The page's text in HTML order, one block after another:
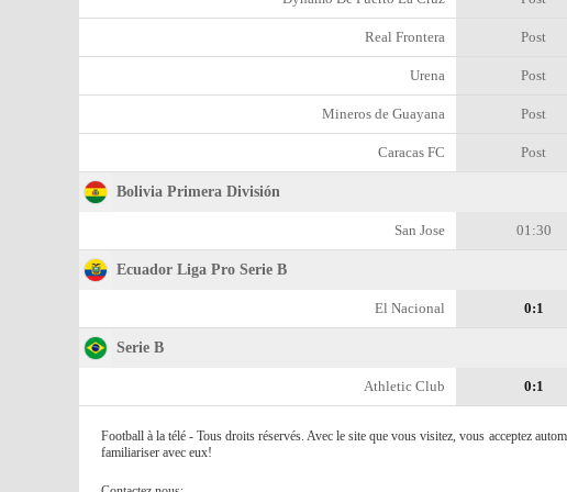
Real Frontera Post
Urena Post
Mineros de Guayana Post
Caracas FC Post
Bolivia Primera División
San Jose 01:30
Ecuador Liga Pro Serie B
El Nacional 0:1
Serie B
Athletic Club 0:1
Football à la télé - Tous droits réservés. Avec le site que vous visitez, vous acceptez
familiariser avec eux!